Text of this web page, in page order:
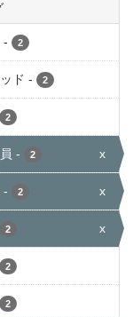
- 2
ド - 2
2
- 2 x
- 2 x
2 x
2
2